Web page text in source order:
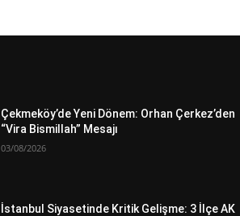
Çekmeköy’de Yeni Dönem: Orhan Çerkez’den
“Vira Bismillah” Mesajı
03/08/2026
İstanbul Siyasetinde Kritik Gelişme: 3 İlçe AK